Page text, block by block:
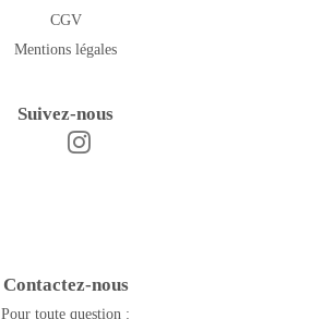
CGV
Mentions légales
Suivez-nous
Facebook
Contactez-nous
Pour toute question :